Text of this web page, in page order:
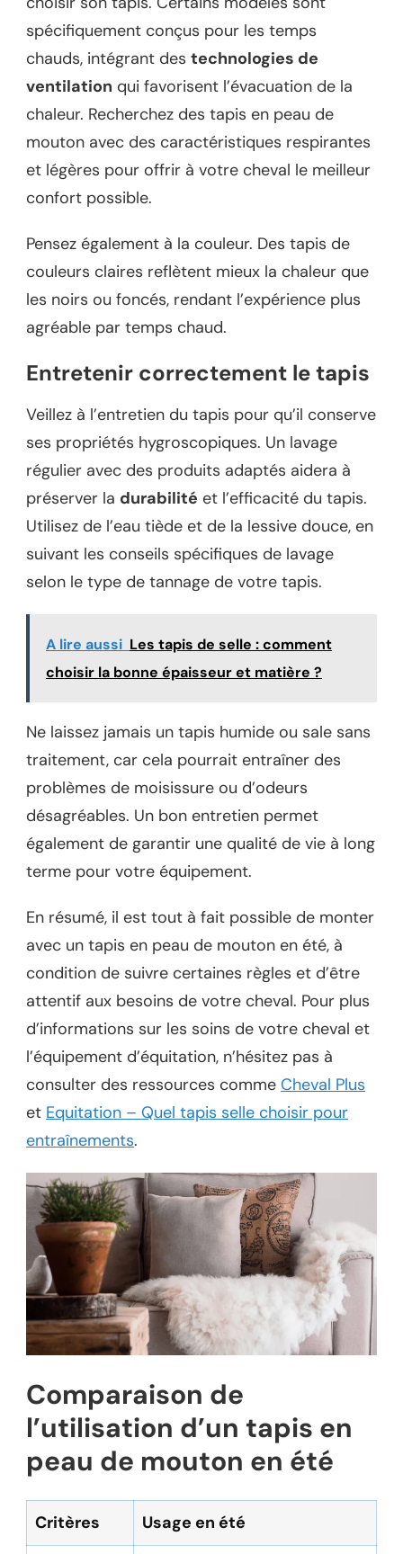
spécifiquement conçus pour les temps
chauds, intégrant des technologies de
ventilation qui favorisent l’évacuation de la
chaleur. Recherchez des tapis en peau de
mouton avec des caractéristiques respirantes
et légères pour offrir à votre cheval le meilleur
confort possible.
Pensez également à la couleur. Des tapis de
couleurs claires reflètent mieux la chaleur que
les noirs ou foncés, rendant l’expérience plus
agréable par temps chaud.
Entretenir correctement le tapis
Veillez à l’entretien du tapis pour qu’il conserve
ses propriétés hygroscopiques. Un lavage
régulier avec des produits adaptés aidera à
préserver la durabilité et l’efficacité du tapis.
Utilisez de l’eau tiède et de la lessive douce, en
suivant les conseils spécifiques de lavage
selon le type de tannage de votre tapis.
A lire aussi Les tapis de selle : comment
choisir la bonne épaisseur et matière ?
Ne laissez jamais un tapis humide ou sale sans
traitement, car cela pourrait entraîner des
problèmes de moisissure ou d’odeurs
désagréables. Un bon entretien permet
également de garantir une qualité de vie à long
terme pour votre équipement.
En résumé, il est tout à fait possible de monter
avec un tapis en peau de mouton en été, à
condition de suivre certaines règles et d’être
attentif aux besoins de votre cheval. Pour plus
d’informations sur les soins de votre cheval et
l’équipement d’équitation, n’hésitez pas à
consulter des ressources comme Cheval Plus
et Equitation – Quel tapis selle choisir pour
entraînements.
Comparaison de
l’utilisation d’un tapis en
peau de mouton en été
Critères Usage en été